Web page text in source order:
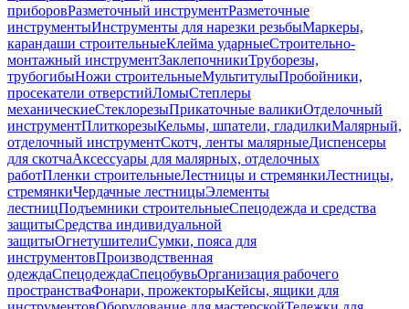
приборовРазметочный инструментРазметочные
инструментыИнструменты для нарезки резьбыМаркеры,
карандаши строительныеКлейма ударныеСтроительно-
монтажный инструментЗаклепочникиТруборезы,
трубогибыНожи строительныеМультитулыПробойники,
просекатели отверстийЛомыСтеплеры
механическиеСтеклорезыПрикаточные валикиОтделочный
инструментПлиткорезыКельмы, шпатели, гладилкиМалярный,
отделочный инструментСкотч, ленты малярныеДиспенсеры
для скотчаАксессуары для малярных, отделочных
работПленки строительныеЛестницы и стремянкиЛестницы,
стремянкиЧердачные лестницыЭлементы
лестницПодъемники строительныеСпецодежда и средства
защитыСредства индивидуальной
защитыОгнетушителиСумки, пояса для
инструментовПроизводственная
одеждаСпецодеждаСпецобувьОрганизация рабочего
пространстваФонари, прожекторыКейсы, ящики для